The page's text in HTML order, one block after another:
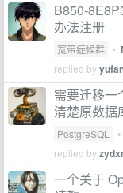
B850-
办法注册
宽带症候群 •
replied by
需要迁移一
清楚原数据
PostgreSQL •
replied by
一个关于